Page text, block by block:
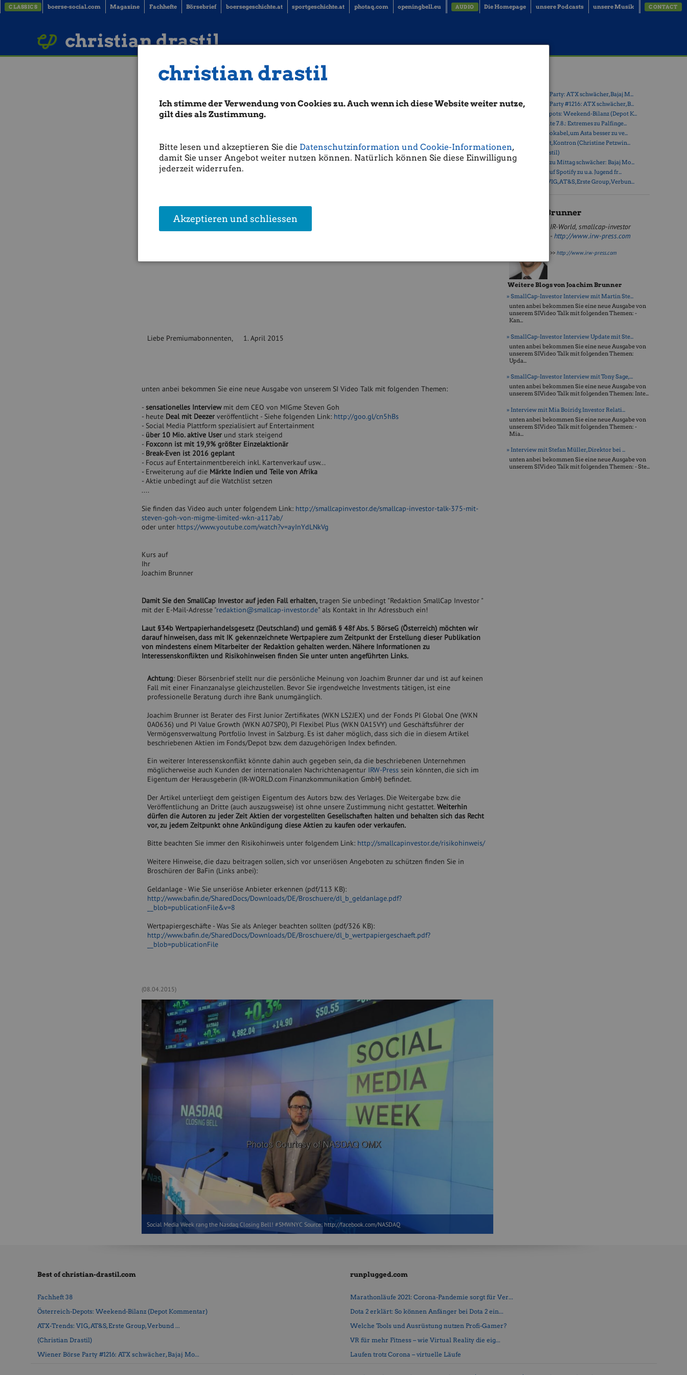
christian drastil
Ich stimme der Verwendung von Cookies zu. Auch wenn ich diese Website weiter nutze,
gilt dies als Zustimmung.
Bitte lesen und akzeptieren Sie die Datenschutzinformation und Cookie-Informationen,
damit Sie unser Angebot weiter nutzen können. Natürlich können Sie diese Einwilligung
jederzeit widerrufen.
Akzeptieren und schliessen
CLASSICS boerse-social.com Magazine Fachhefte Börsebrief boersegeschichte.at sportgeschichte.at photaq.com openingbell.eu AUDIO Die Homepage unsere Podcasts unsere Musik CONTACT
christian drastil
SmallCap Investor mit Steven Goh von MIGme Limited
(WKN A117AB) (Joachim Brunner)
Liebe Premiumabonnenten, 1. April 2015
unten anbei bekommen Sie eine neue Ausgabe von unserem SI Video Talk mit folgenden Themen:
- sensationelles Interviewmit dem CEO von MIGme Steven Goh
- heute Deal mit Deezerveröffentlicht - Siehe folgenden Link: http://goo.gl/cn5hBs
- Social Media Plattform spezialisiert auf Entertainment
- über 10 Mio. aktive Userund stark steigend
- Foxconn ist mit 19,9% größter Einzelaktionär
- Break-Even ist 2016 geplant
- Focus auf Entertainmentbereich inkl. Kartenverkauf usw...
- Erweiterung auf die Märkte Indien und Teile von Afrika
- Aktie unbedingt auf die Watchlist setzen
....
Sie finden das Video auch unter folgendem Link: http://smallcapinvestor.de/smallcap-investor-talk-375-mit-
steven-goh-von-migme-limited-wkn-a117ab/
oder unter https://www.youtube.com/watch?v=ayInYdLNkVg
Kurs auf
Ihr
Joachim Brunner
Damit Sie den SmallCap Investor auf jeden Fall erhalten,tragen Sie unbedingt "Redaktion SmallCap Investor "
mit der E-Mail-Adresse "redaktion@smallcap-investor.de" als Kontakt in Ihr Adressbuch ein!
Laut §34b Wertpapierhandelsgesetz (Deutschland) und gemäß § 48f Abs. 5 BörseG (Österreich) möchten wir
darauf hinweisen, dass mit IK gekennzeichnete Wertpapiere zum Zeitpunkt der Erstellung dieser Publikation
von mindestens einem Mitarbeiter der Redaktion gehalten werden. Nähere Informationen zu
Interessenskonflikten und Risikohinweisen finden Sie unter unten angeführten Links.
Achtung: Dieser Börsenbrief stellt nur die persönliche Meinung von Joachim Brunner dar und ist auf keinen
Fall mit einer Finanzanalyse gleichzustellen. Bevor Sie irgendwelche Investments tätigen, ist eine
professionelle Beratung durch ihre Bank unumgänglich.
Joachim Brunner ist Berater des First Junior Zertifikates (WKN LS2JEX) und der Fonds PI Global One (WKN
0A0636) und PI Value Growth (WKN A07SP0), PI Flexibel Plus (WKN 0A15VY) und Geschäftsführer der
Vermögensverwaltung Portfolio Invest in Salzburg. Es ist daher möglich, dass sich die in diesem Artikel
beschriebenen Aktien im Fonds/Depot bzw. dem dazugehörigen Index befinden.
Ein weiterer Interessenskonflikt könnte dahin auch gegeben sein, da die beschriebenen Unternehmen
möglicherweise auch Kunden der internationalen Nachrichtenagentur IRW-Presssein könnten, die sich im
Eigentum der Herausgeberin (IR-WORLD.com Finanzkommunikation GmbH) befindet.
Der Artikel unterliegt dem geistigen Eigentum des Autors bzw. des Verlages. Die Weitergabe bzw. die
Veröffentlichung an Dritte (auch auszugsweise) ist ohne unsere Zustimmung nicht gestattet.Weiterhin
dürfen die Autoren zu jeder Zeit Aktien der vorgestellten Gesellschaften halten und behalten sich das Recht
vor, zu jedem Zeitpunkt ohne Ankündigung diese Aktien zu kaufen oder verkaufen.
Bitte beachten Sie immer den Risikohinweis unter folgendem Link: http://smallcapinvestor.de/risikohinweis/
Weitere Hinweise, die dazu beitragen sollen, sich vor unseriösen Angeboten zu schützen finden Sie in
Broschüren der BaFin (Links anbei):
Geldanlage - Wie Sie unseriöse Anbieter erkennen (pdf/113 KB):
http://www.bafin.de/SharedDocs/Downloads/DE/Broschuere/dl_b_geldanlage.pdf?
__blob=publicationFile&v=8
Wertpapiergeschäfte - Was Sie als Anleger beachten sollten (pdf/326 KB):
http://www.bafin.de/SharedDocs/Downloads/DE/Broschuere/dl_b_wertpapiergeschaeft.pdf?
__blob=publicationFile
(08.04.2015)
Social Media Week rang the Nasdaq Closing Bell! #SMWNYC Source: http://facebook.com/NASDAQ
» Wiener Börse Party: ATX schwächer, Bajaj M...
» Wiener Börse Party #1216: ATX schwächer, B...
» Österreich-Depots: Weekend-Bilanz (Depot K...
» Börsegeschichte 7.8.: Extremes zu Palfinge...
» Nachlese: 10 Vokabel, um Asta besser zu ve...
» PIR-News: Post, Kontron (Christine Petzwin...
» (Christian Drastil)
» Wiener Börse zu Mittag schwächer: Bajaj Mo...
» Börse-Inputs auf Spotify zu u.a. Jugend fr...
» ATX-Trends: VIG, AT&S, Erste Group, Verbun...
Joachim Brunner
IR-World, smallcap-investor
-http://www.irw-press.com
>>http://www.irw-press.com
Weitere Blogs von Joachim Brunner
» SmallCap-Investor Interview mit Martin Ste...
unten anbei bekommen Sie eine neue Ausgabe von
unserem SIVideo Talk mit folgenden Themen: -
Kan...
» SmallCap-Investor Interview Update mit Ste...
unten anbei bekommen Sie eine neue Ausgabe von
unserem SIVideo Talk mit folgenden Themen:
Upda...
» SmallCap-Investor Interview mit Tony Sage,...
unten anbei bekommen Sie eine neue Ausgabe von
unserem SIVideo Talk mit folgenden Themen: Inte...
» Interview mit Mia Boiridy, Investor Relati...
unten anbei bekommen Sie eine neue Ausgabe von
unserem SIVideo Talk mit folgenden Themen: -
Mia...
» Interview mit Stefan Müller, Direktor bei ...
unten anbei bekommen Sie eine neue Ausgabe von
unserem SIVideo Talk mit folgenden Themen: - Ste...
Best of christian-drastil.com
Fachheft 38
Österreich-Depots: Weekend-Bilanz (Depot Kommentar)
ATX-Trends: VIG, AT&S, Erste Group, Verbund ...
(Christian Drastil)
Wiener Börse Party #1216: ATX schwächer, Bajaj Mo...
runplugged.com
Marathonläufe 2021: Corona-Pandemie sorgt für Ver...
Dota 2 erklärt: So können Anfänger bei Dota 2 ein...
Welche Tools und Ausrüstung nutzen Profi-Gamer?
VR für mehr Fitness – wie Virtual Reality die eig...
Laufen trotz Corona – virtuelle Läufe